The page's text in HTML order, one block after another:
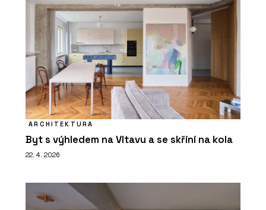
PRODUKTY
Platform - mmcité
ARCHITEKTURA
Byt s výhledem na Vltavu a se skříní na kola
22. 4. 2026